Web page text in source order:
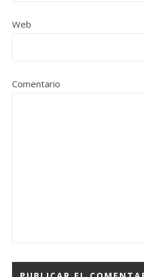
Web
Comentario